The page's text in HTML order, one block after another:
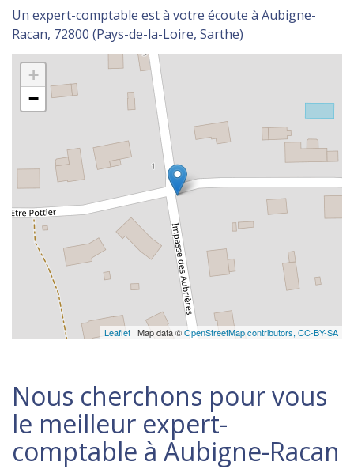
Un expert-comptable est à votre écoute à Aubigne-
Racan, 72800 (Pays-de-la-Loire, Sarthe)
+
−
Leaflet | Map data ©OpenStreetMap contributors, CC-BY-SA
Nous cherchons pour vous
le meilleur expert-
comptable à Aubigne-Racan